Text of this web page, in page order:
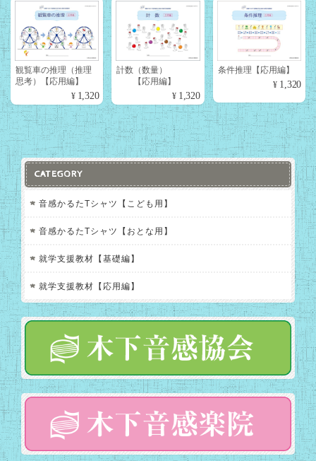
観覧車の推理（推理
思考）【応用編】
¥1,320
計数（数量）
【応用編】
¥1,320
条件推理【応用編】
¥1,320
CATEGORY
音感かるたTシャツ【こども用】
音感かるたTシャツ【おとな用】
就学支援教材【基礎編】
就学支援教材【応用編】